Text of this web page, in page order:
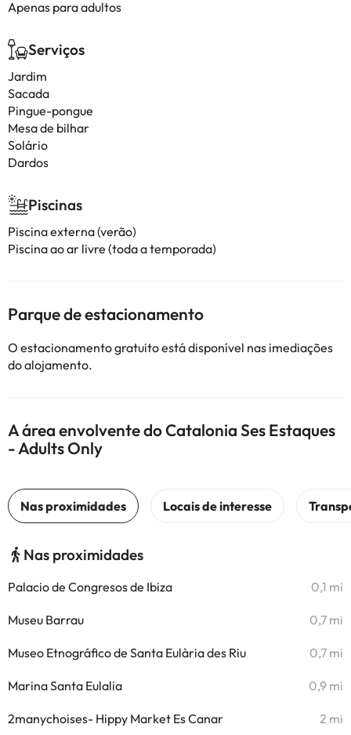
Apenas para adultos
Serviços
Jardim
Sacada
Pingue-pongue
Mesa de bilhar
Solário
Dardos
Piscinas
Piscina externa (verão)
Piscina ao ar livre (toda a temporada)
Parque de estacionamento
O estacionamento gratuito está disponível nas imediações
do alojamento.
A área envolvente do Catalonia Ses Estaques
- Adults Only
Nas proximidades
Palacio de Congresos de Ibiza 0,1 mi
Museu Barrau 0,7 mi
Museo Etnográfico de Santa Eulària des Riu 0,7 mi
Marina Santa Eulalia 0,9 mi
2manychoises- Hippy Market Es Canar 2 mi